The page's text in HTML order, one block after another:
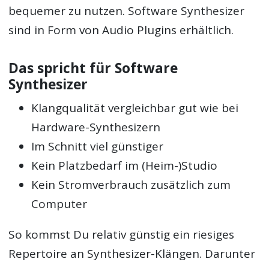
bequemer zu nutzen. Software Synthesizer
sind in Form von Audio Plugins erhältlich.
Das spricht für Software
Synthesizer
Klangqualität vergleichbar gut wie bei
Hardware-Synthesizern
Im Schnitt viel günstiger
Kein Platzbedarf im (Heim-)Studio
Kein Stromverbrauch zusätzlich zum
Computer
So kommst Du relativ günstig ein riesiges
Repertoire an Synthesizer-Klängen. Darunter